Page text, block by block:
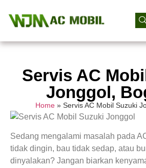
Servis AC
Jonggol,
Home» Servis AC Mobil Suzuki
Sedang mengalami masalah pada
tidak dingin, bau tidak sedap, atau
dinyalakan? Jangan biarkan